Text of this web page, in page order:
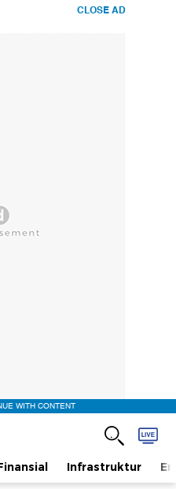
CLOSE AD
WITH CONTENT
Infrastruktur